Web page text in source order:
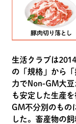
生活クラブは
の「規格」から
力でNon-GM大
も安定した生産
GM不分別のもの
した。畜産物の